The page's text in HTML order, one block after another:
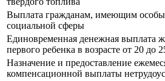
Выплата гражданам, имеющим
социальной сферы
Единовременная денежная
первого ребенка в возрасте от 20 до
Назначение и предоставление
компенсационной выплаты